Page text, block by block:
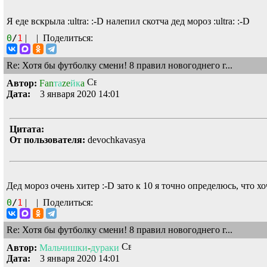
Я еде вскрыла :ultra: :-D налепил скотча дед мороз :ultra: :-D
0/1 | | Поделиться:
Re: Хотя бы футболку смени! 8 правил новогоднего г...
Автор: Fanтаzeйкa
Дата: 3 января 2020 14:01
Цитата:
От пользователя: devochkavasya
Дед мороз очень хитер :-D зато к 10 я точно определюсь, что
0/1 | | Поделиться:
Re: Хотя бы футболку смени! 8 правил новогоднего г...
Автор: Мальчишки-дураки
Дата: 3 января 2020 14:01